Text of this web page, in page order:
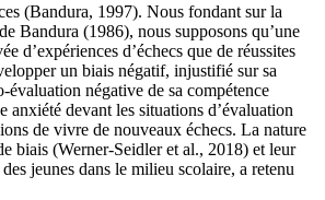
(Bandura, 1997). Nous fondant sur la
Bandura (1986), nous supposons qu’une
d’expériences d’échecs que de réussites
un biais négatif, injustifié sur sa
évaluation négative de sa compétence
anxiété devant les situations d’évaluation
de vivre de nouveaux échecs. La nature
biais (Werner-Seidler et al., 2018) et leur
jeunes dans le milieu scolaire, a retenu